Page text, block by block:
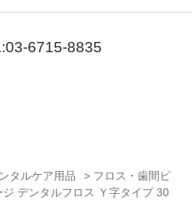
6715-8835
タルケア用品 > フロス・歯間ピ
デンタルフロス Ｙ字タイプ 30